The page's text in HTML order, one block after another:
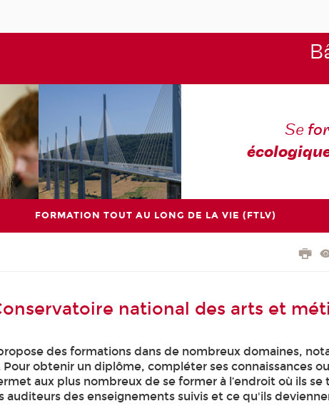
Se
FORMATION TOUT AU LONG DE LA VIE (FTLV)
national des arts et
des formations dans de nombreux domaines,
Pour obtenir un diplôme, compléter ses connaissances
aux plus nombreux de se former à l’endroit où ils se
des enseignements suivis et ce qu'ils